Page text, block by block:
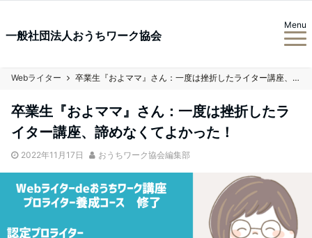
一般社団法人おうちワーク協会
Menu
Webライター 卒業生『およママ』さん：一度は挫折したライター講座、諦めなくてよかった！
卒業生『およママ』さん：一度は挫折したラ
イター講座、諦めなくてよかった！
2022年11月17日 おうちワーク協会編集部